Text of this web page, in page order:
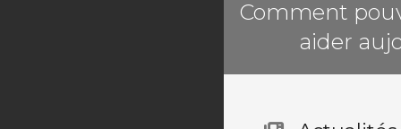
Comment
aider